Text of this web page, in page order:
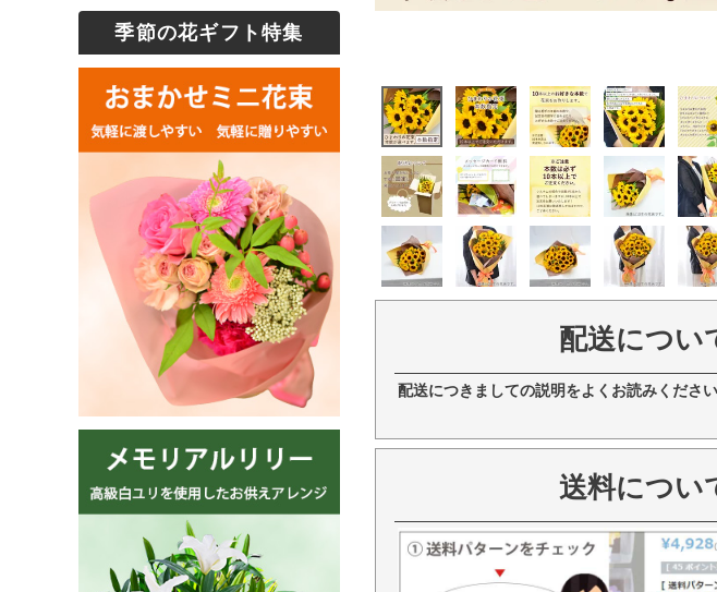
季節の花ギフト特集
配送につい
配送につきましての説明をよくお読みください
送料につい